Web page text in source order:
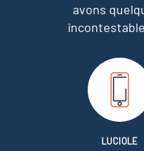
avons
LUCIOLE